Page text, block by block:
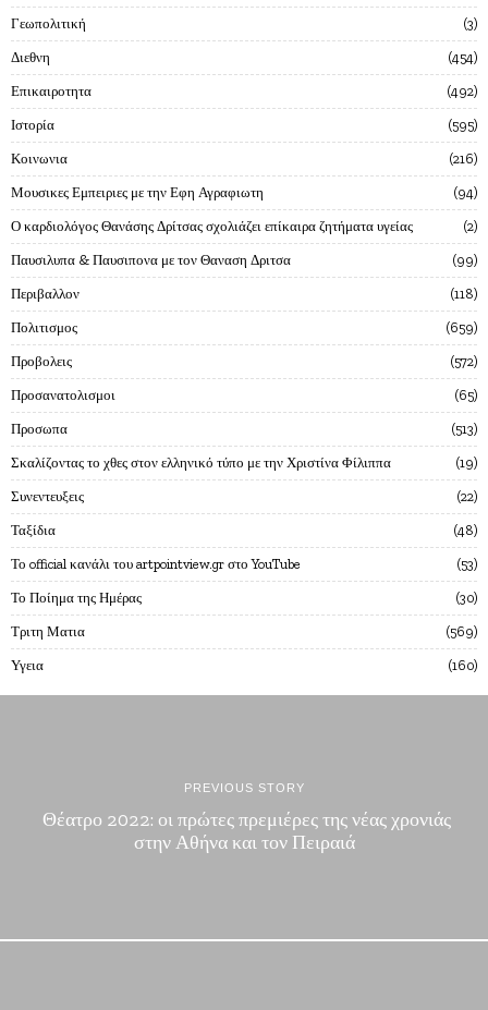
Γεωπολιτική 3
Διεθνη 454
Επικαιροτητα 492
Ιστορία 595
Κοινωνια 216
Μουσικες Εμπειριες με την Εφη Αγραφιωτη 94
Ο καρδιολόγος Θανάσης Δρίτσας σχολιάζει επίκαιρα ζητήματα υγείας 2
Παυσιλυπα & Παυσιπονα με τον Θαναση Δριτσα 99
Περιβαλλον 118
Πολιτισμος 659
Προβολεις 572
Προσανατολισμοι 65
Προσωπα 513
Σκαλίζοντας το χθες στον ελληνικό τύπο με την Χριστίνα Φίλιππα 19
Συνεντευξεις 22
Ταξίδια 48
Το official κανάλι του artpointview.gr στο YouTube 53
Το Ποίημα της Ημέρας 30
Τριτη Ματια 569
Υγεια 160
PREVIOUS STORY
Θέατρο 2022: οι πρώτες πρεμιέρες της νέας χρονιάς
στην Αθήνα και τον Πειραιά